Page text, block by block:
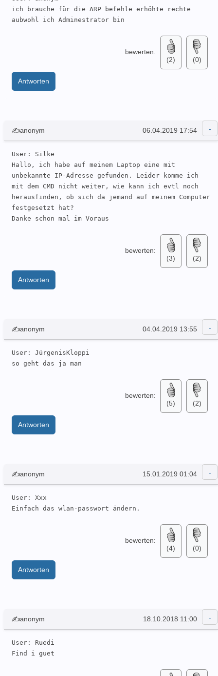
ich brauche für die ARP befehle erhöhte rechte
aubwohl ich Adminestrator bin
bewerten:
(2)
(0)
Antworten
✍anonym 06.04.2019 17:54
User: Silke
Hallo, ich habe auf meinem Laptop eine mit
unbekannte IP-Adresse gefunden. Leider komme ich
mit dem CMD nicht weiter, wie kann ich evtl noch
herausfinden, ob sich da jemand auf meinem Computer
festgesetzt hat?
Danke schon mal im Voraus
bewerten:
(3)
(2)
Antworten
✍anonym 04.04.2019 13:55
User: JürgenisKloppi
so geht das ja man
bewerten:
(5)
(2)
Antworten
✍anonym 15.01.2019 01:04
User: Xxx
Einfach das wlan-passwort ändern.
bewerten:
(4)
(0)
Antworten
✍anonym 18.10.2018 11:00
User: Ruedi
Find i guet